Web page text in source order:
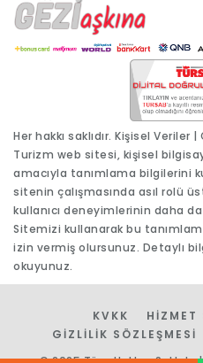
Her hakkı saklıdır. Kişisel Veriler |
Turizm web sitesi, kişisel
amacıyla tanımlama bilgilerini
sitenin çalışmasında asıl rolü
kullanıcı deneyimlerinin daha
Sitemizi kullanarak bu
izin vermiş olursunuz. Detaylı
okuyunuz.
KVKK
HIZMET
GIZLILIK SÖZLEŞMESI